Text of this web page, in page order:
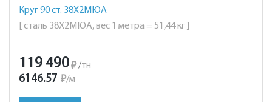
Круг 90 ст. 38Х2МЮА
[ сталь 38Х2МЮА, вес 1 метра = 51,44 кг ]
119 490₽ /тн
6146.57 ₽/м